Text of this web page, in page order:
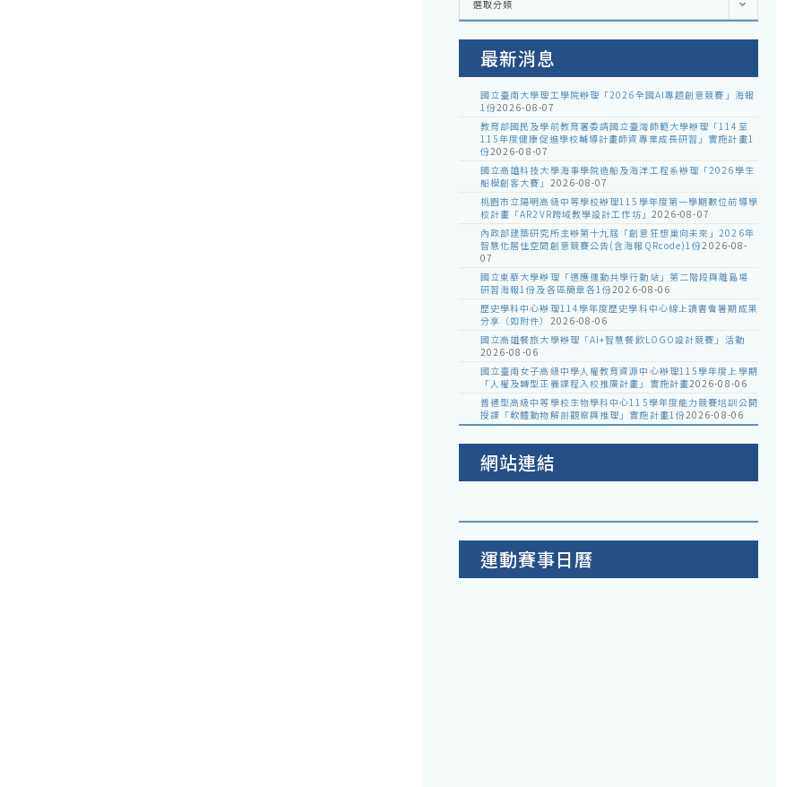
室
選取分類
最新消息
國立臺南大學理工學院辦理「2026全國AI專題創意競賽」海報
1份2026-08-07
教育部國民及學前教育署委請國立臺灣師範大學辦理「114至
115年度健康促進學校輔導計畫師資專業成長研習」實施計畫1
份2026-08-07
國立高雄科技大學海事學院造船及海洋工程系辦理「2026學生
船模創客大賽」 2026-08-07
桃園市立陽明高級中等學校辦理115學年度第一學期數位前導學
校計畫「AR2VR跨域教學設計工作坊」 2026-08-07
內政部建築研究所主辦第十九屆「創意狂想巢向未來」2026年
智慧化居住空間創意競賽公告(含海報QRcode)1份2026-08-
07
國立東華大學辦理「適應運動共學行動站」第二階段與離島場
研習海報1份及各區簡章各1份2026-08-06
歷史學科中心辦理114學年度歷史學科中心線上讀書會暑期成果
分享（如附件） 2026-08-06
國立高雄餐旅大學辦理「AI+智慧餐飲LOGO設計競賽」活動
2026-08-06
國立臺南女子高級中學人權教育資源中心辦理115學年度上學期
「人權及轉型正義課程入校推廣計畫」實施計畫2026-08-06
普通型高級中等學校生物學科中心115學年度能力競賽培訓公開
授課「軟體動物解剖觀察與推理」實施計畫1份2026-08-06
網站連結
運動賽事日曆